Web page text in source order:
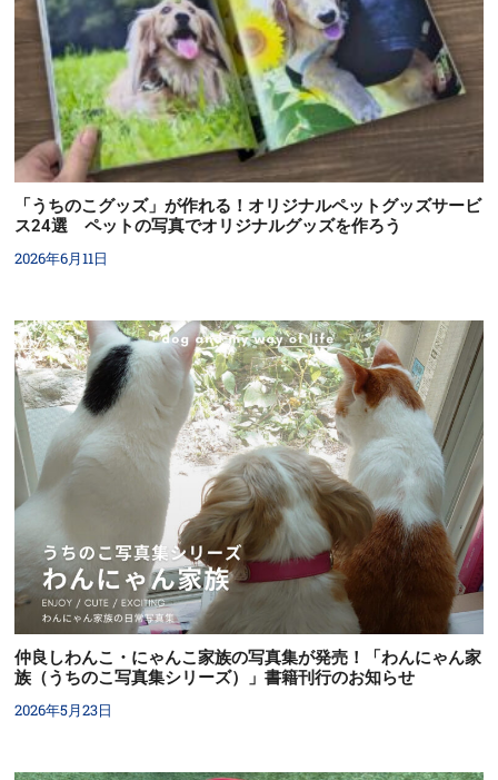
「うちのこグッズ」が作れる！オリジナルペットグッズサービ
ス24選 ペットの写真でオリジナルグッズを作ろう
2026年6月11日
仲良しわんこ・にゃんこ家族の写真集が発売！「わんにゃん家
族（うちのこ写真集シリーズ）」書籍刊行のお知らせ
2026年5月23日